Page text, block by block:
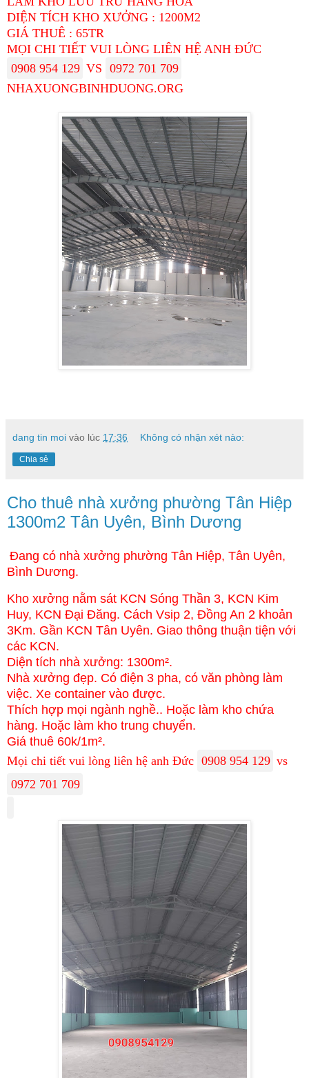
DIỆN TÍCH KHO XƯỞNG : 1200M2
GIÁ THUÊ : 65TR
MỌI CHI TIẾT VUI LÒNG LIÊN HỆ ANH ĐỨC
0908 954 129 VS 0972 701 709
NHAXUONGBINHDUONG.ORG
dang tin moi vào lúc 17:36 Không có nhận xét nào:
Chia sẻ
Cho thuê nhà xưởng phường Tân Hiệp
1300m2 Tân Uyên, Bình Dương
Đang có nhà xưởng phường Tân Hiệp, Tân Uyên,
Bình Dương.
Kho xưởng nằm sát KCN Sóng Thần 3, KCN Kim
Huy, KCN Đại Đăng. Cách Vsip 2, Đồng An 2 khoản
3Km. Gần KCN Tân Uyên. Giao thông thuận tiện với
các KCN.
Diện tích nhà xưởng: 1300m².
Nhà xưởng đẹp. Có điện 3 pha, có văn phòng làm
việc. Xe container vào được.
Thích hợp mọi ngành nghề.. Hoặc làm kho chứa
hàng. Hoặc làm kho trung chuyển.
Giá thuê 60k/1m².
Mọi chi tiết vui lòng liên hệ anh Đức 0908 954 129 vs
0972 701 709